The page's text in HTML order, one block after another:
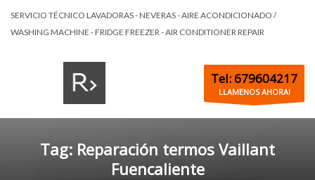
SERVICIO TÉCNICO LAVADORAS - NEVERAS - AIRE ACONDICIONADO /
WASHING MACHINE - FRIDGE FREEZER - AIR CONDITIONER REPAIR
Tel: 679604217
LLAMENOS AHORA!
Tag: Reparación termos Vaillant
Fuencaliente